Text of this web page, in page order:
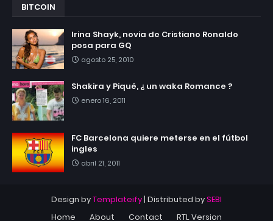
BITCOIN
Irina Shayk, novia de Cristiano Ronaldo
posa para GQ
agosto 25, 2010
Shakira y Piqué, ¿ un waka Romance ?
enero 16, 2011
FC Barcelona quiere meterse en el fútbol
ingles
abril 21, 2011
Design byTemplateify| Distributed bySEBI
Home
About Contact RTL Version